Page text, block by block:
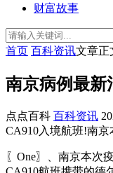
财富故事
首页 百科资讯文章正
南京病例最新
点点百科 百科资讯
CA910入境航班!南
〖One〗、南京本次